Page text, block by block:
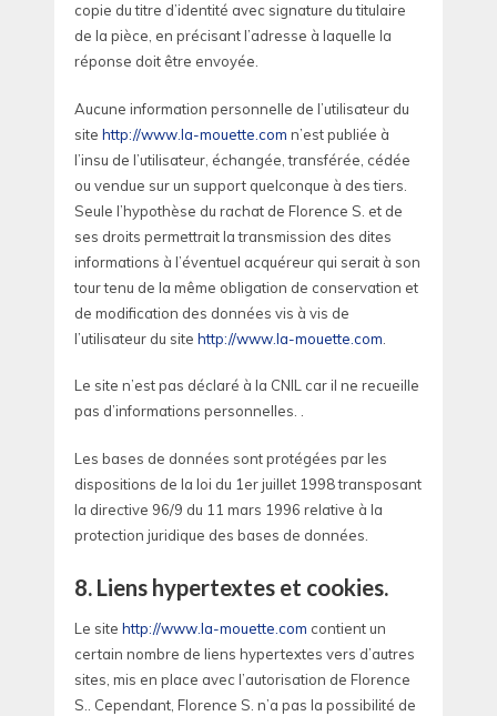
copie du titre d’identité avec signature du titulaire
de la pièce, en précisant l’adresse à laquelle la
réponse doit être envoyée.
Aucune information personnelle de l’utilisateur du
site http://www.la-mouette.com n’est publiée à
l’insu de l’utilisateur, échangée, transférée, cédée
ou vendue sur un support quelconque à des tiers.
Seule l’hypothèse du rachat de Florence S. et de
ses droits permettrait la transmission des dites
informations à l’éventuel acquéreur qui serait à son
tour tenu de la même obligation de conservation et
de modification des données vis à vis de
l’utilisateur du site http://www.la-mouette.com
Le site n’est pas déclaré à la CNIL car il ne recueille
pas d’informations personnelles. .
Les bases de données sont protégées par les
dispositions de la loi du 1er juillet 1998 transposant
la directive 96/9 du 11 mars 1996 relative à la
protection juridique des bases de données.
8. Liens hypertextes et cookies.
Le site http://www.la-mouette.com contient un
certain nombre de liens hypertextes vers d’autres
sites, mis en place avec l’autorisation de Florence
S.. Cependant, Florence S. n’a pas la possibilité de